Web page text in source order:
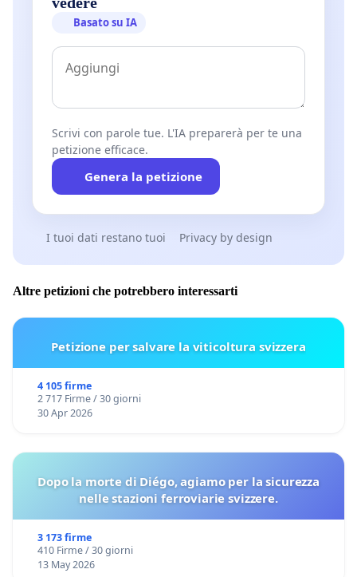
Basato su IA
Scrivi con parole tue. L'IA preparerà per te una
petizione efficace.
Genera la petizione
I tuoi dati restano tuoi Privacy by design
Altre petizioni che potrebbero interessarti
Petizione per salvare la viticoltura svizzera
4 105 firme
2 717 Firme / 30 giorni
30 Apr 2026
Dopo la morte di Diégo, agiamo per la sicurezza
nelle stazioni ferroviarie svizzere.
3 173 firme
410 Firme / 30 giorni
13 May 2026